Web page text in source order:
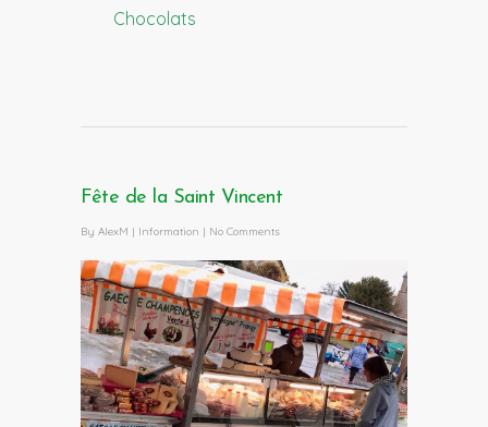
Chocolats
Fête de la Saint Vincent
By AlexM | Information | No Comments